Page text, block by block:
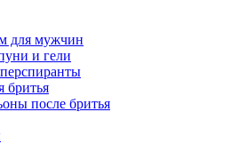
для мужчин
и гели
бритья
после бритья